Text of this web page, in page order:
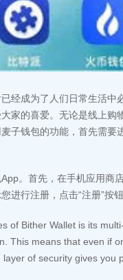
经成为了人们日常生活
家的喜爱。无论是线上
子钱包的功能，首先需
。首先，在手机应用商
进行注册，点击“注册”按
of Bither Wallet is its
This means that even if
of security gives you